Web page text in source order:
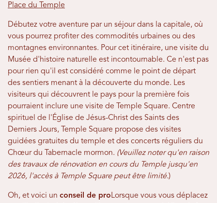
Place du Temple
Débutez votre aventure par un séjour dans la capitale, où
vous pourrez profiter des commodités urbaines ou des
montagnes environnantes. Pour cet itinéraire, une visite du
Musée d'histoire naturelle est incontournable. Ce n'est pas
pour rien qu'il est considéré comme le point de départ
des sentiers menant à la découverte du monde. Les
visiteurs qui découvrent le pays pour la première fois
pourraient inclure une visite de Temple Square. Centre
spirituel de l'Église de Jésus-Christ des Saints des
Derniers Jours, Temple Square propose des visites
guidées gratuites du temple et des concerts réguliers du
Chœur du Tabernacle mormon. (Veuillez noter qu'en raison
des travaux de rénovation en cours du Temple jusqu'en
2026, l'accès à Temple Square peut être limité.)
Oh, et voici un conseil de proLorsque vous vous déplacez